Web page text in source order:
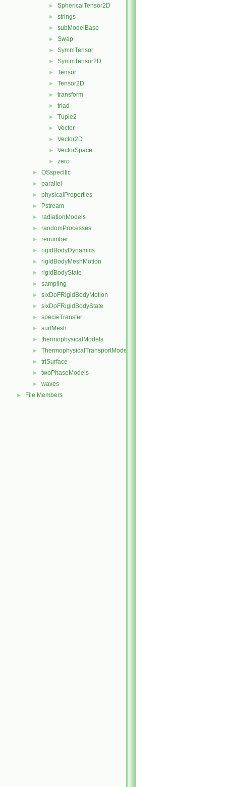
► SphericalTensor2D
► strings
► subModelBase
► Swap
► SymmTensor
► SymmTensor2D
► Tensor
► Tensor2D
► transform
► triad
► Tuple2
► Vector
► Vector2D
► VectorSpace
► zero
► OSspecific
► parallel
► physicalProperties
► Pstream
► radiationModels
► randomProcesses
► renumber
► rigidBodyDynamics
► rigidBodyMeshMotion
► rigidBodyState
► sampling
► sixDoFRigidBodyMotion
► sixDoFRigidBodyState
► specieTransfer
► surfMesh
► thermophysicalModels
► ThermophysicalTransportModels
► triSurface
► twoPhaseModels
► waves
► File Members